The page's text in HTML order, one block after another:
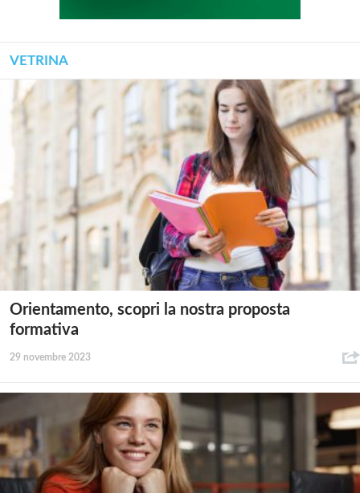
VETRINA
Orientamento, scopri la nostra proposta
formativa
29 novembre 2023